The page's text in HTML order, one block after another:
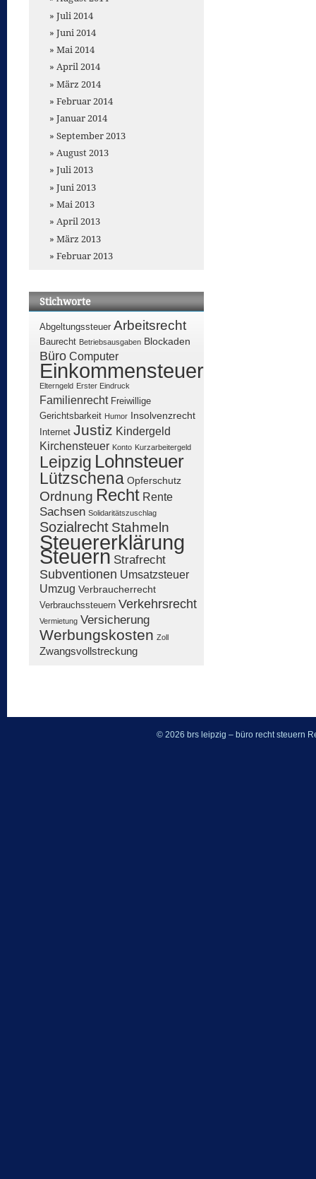
Juli 2014
Juni 2014
Mai 2014
April 2014
März 2014
Februar 2014
Januar 2014
September 2013
August 2013
Juli 2013
Juni 2013
Mai 2013
April 2013
März 2013
Februar 2013
Stichworte
Abgeltungssteuer Arbeitsrecht
Baurecht Betriebsausgaben Blockaden
Büro Computer
Einkommensteuer
Elterngeld Erster Eindruck
Familienrecht Freiwillige
Gerichtsbarkeit Humor Insolvenzrecht
Internet Justiz Kindergeld
Kirchensteuer Konto Kurzarbeitergeld
Leipzig Lohnsteuer
Lützschena Opferschutz
Ordnung Recht Rente
Sachsen Solidaritätszuschlag
Sozialrecht Stahmeln
Steuererklärung
Steuern Strafrecht
Subventionen Umsatzsteuer
Umzug Verbraucherrecht
Verbrauchssteuern Verkehrsrecht
Vermietung Versicherung
Werbungskosten Zoll
Zwangsvollstreckung
© 2026 brs leipzig – büro recht steuern